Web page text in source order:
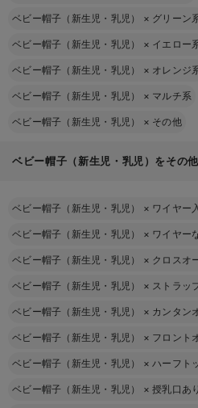
ベビー帽子（新生児・乳児） × グリーン
ベビー帽子（新生児・乳児） × イエロー
ベビー帽子（新生児・乳児） × オレンジ
ベビー帽子（新生児・乳児） × マルチ系
ベビー帽子（新生児・乳児） × その他
ベビー帽子（新生児・乳児）をその
ベビー帽子（新生児・乳児） × ワイヤー
ベビー帽子（新生児・乳児） × ワイヤー
ベビー帽子（新生児・乳児） × クロスオ
ベビー帽子（新生児・乳児） × ストラッ
ベビー帽子（新生児・乳児） × カンタン
ベビー帽子（新生児・乳児） × フロント
ベビー帽子（新生児・乳児） ×ハーフト
ベビー帽子（新生児・乳児） ×授乳口あり